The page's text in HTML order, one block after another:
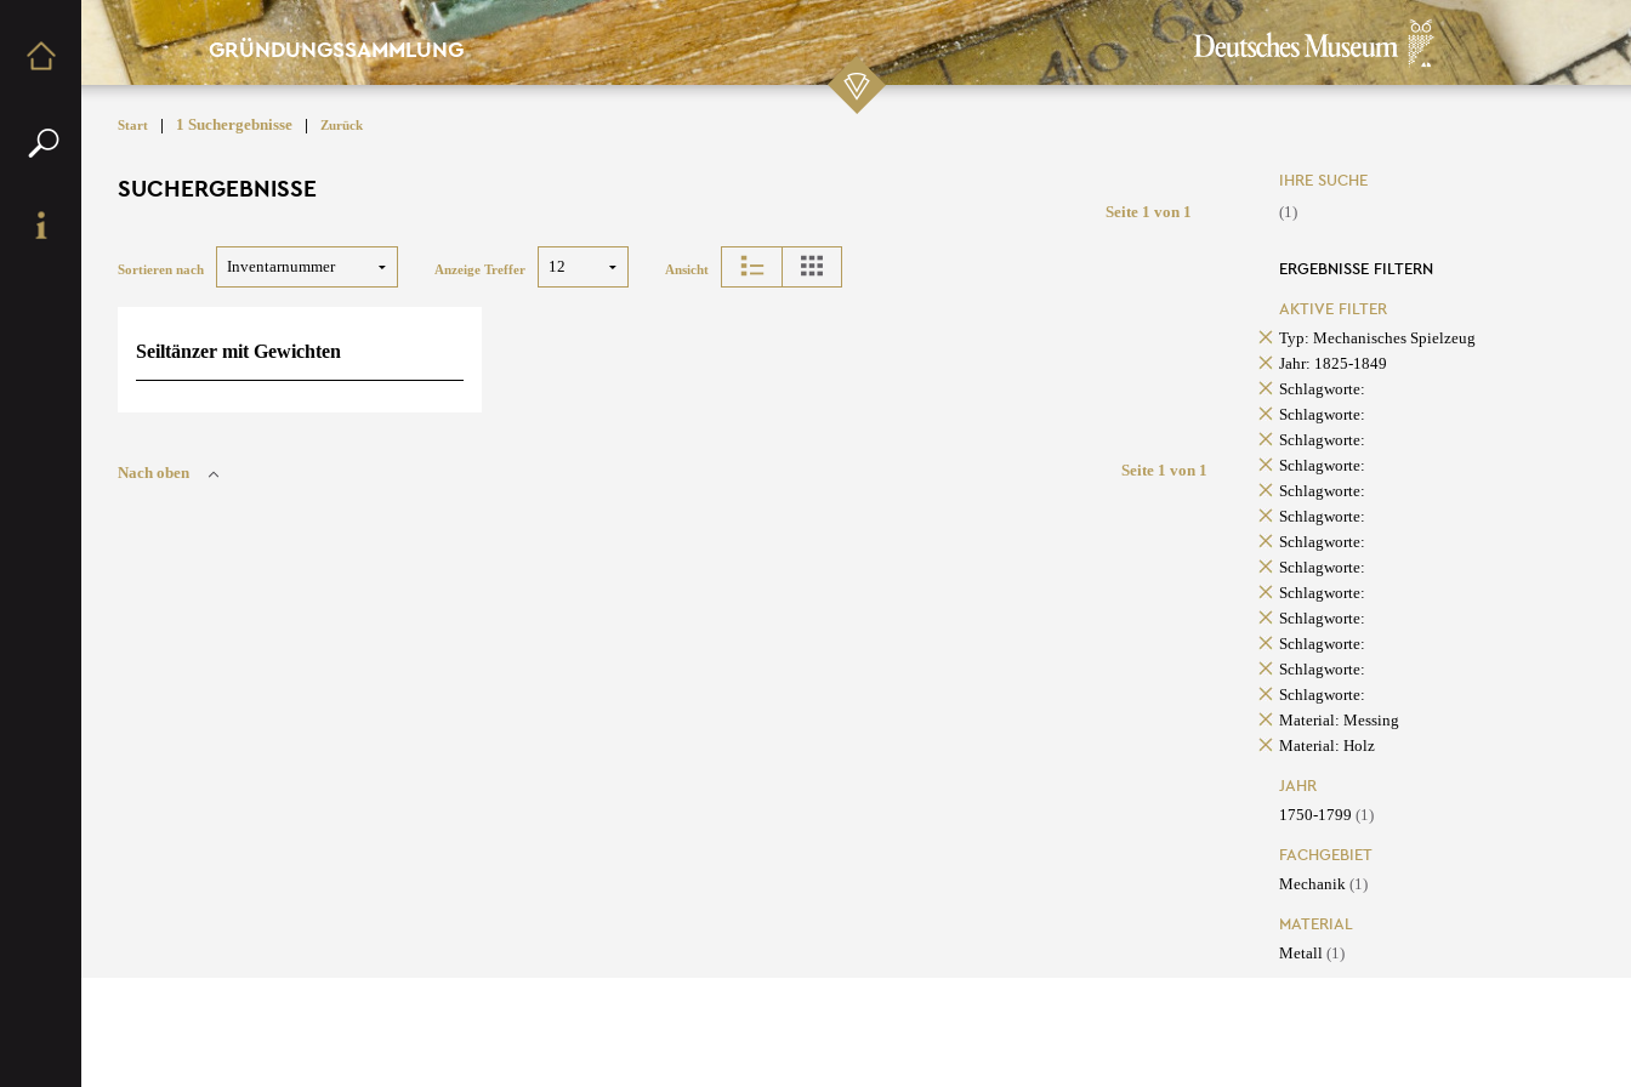
GRÜNDUNGSSAMMLUNG
Start | 1 Suchergebnisse | Zurück
SUCHERGEBNISSE
Seite 1 von 1
Sortieren nach Anzeige Treffer Ansicht
Seiltänzer mit Gewichten
Nach oben Seite 1 von 1
IHRE SUCHE
(1)
ERGEBNISSE FILTERN
AKTIVE FILTER
Typ: Mechanisches Spielzeug
Jahr: 1825-1849
Schlagworte:
Schlagworte:
Schlagworte:
Schlagworte:
Schlagworte:
Schlagworte:
Schlagworte:
Schlagworte:
Schlagworte:
Schlagworte:
Schlagworte:
Schlagworte:
Schlagworte:
Material: Messing
Material: Holz
JAHR
1750-1799 (1)
FACHGEBIET
Mechanik (1)
MATERIAL
Metall (1)